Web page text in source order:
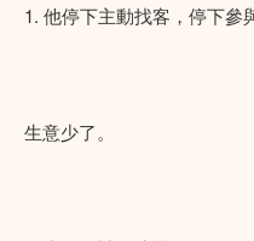
1. 他停下主動找客，停下參
生意少了。